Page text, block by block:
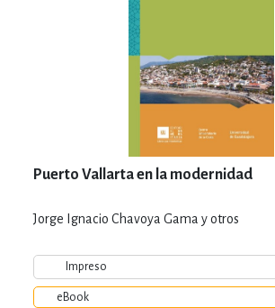
Puerto Vallarta en la modernidad
Jorge Ignacio Chavoya Gama y otros
Impreso
eBook